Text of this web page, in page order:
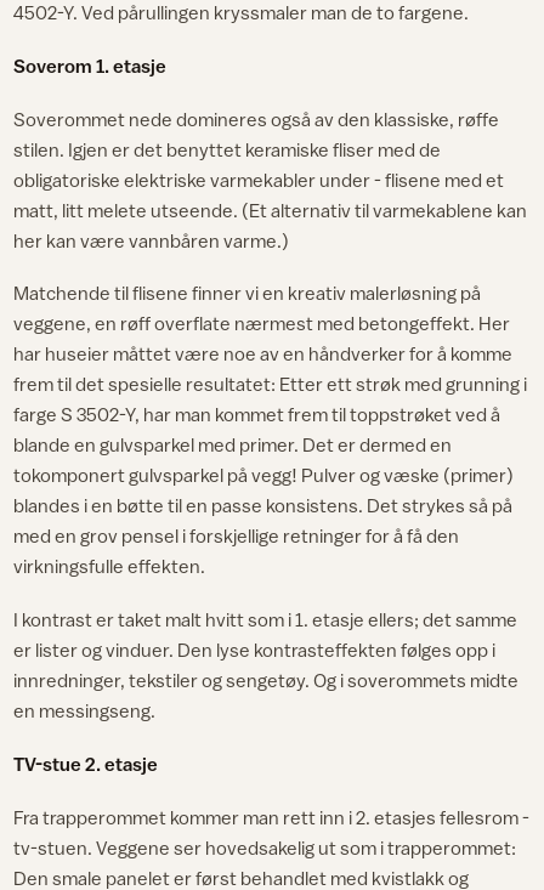
4502-Y. Ved pårullingen kryssmaler man de to fargene.
Soverom 1. etasje
Soverommet nede domineres også av den klassiske, røffe
stilen. Igjen er det benyttet keramiske fliser med de
obligatoriske elektriske varmekabler under - flisene med et
matt, litt melete utseende. (Et alternativ til varmekablene kan
her kan være vannbåren varme.)
Matchende til flisene finner vi en kreativ malerløsning på
veggene, en røff overflate nærmest med betongeffekt. Her
har huseier måttet være noe av en håndverker for å komme
frem til det spesielle resultatet: Etter ett strøk med grunning i
farge S 3502-Y, har man kommet frem til toppstrøket ved å
blande en gulvsparkel med primer. Det er dermed en
tokomponert gulvsparkel på vegg! Pulver og væske (primer)
blandes i en bøtte til en passe konsistens. Det strykes så på
med en grov pensel i forskjellige retninger for å få den
virkningsfulle effekten.
I kontrast er taket malt hvitt som i 1. etasje ellers; det samme
er lister og vinduer. Den lyse kontrasteffekten følges opp i
innredninger, tekstiler og sengetøy. Og i soverommets midte
en messingseng.
TV-stue 2. etasje
Fra trapperommet kommer man rett inn i 2. etasjes fellesrom -
tv-stuen. Veggene ser hovedsakelig ut som i trapperommet:
Den smale panelet er først behandlet med kvistlakk og